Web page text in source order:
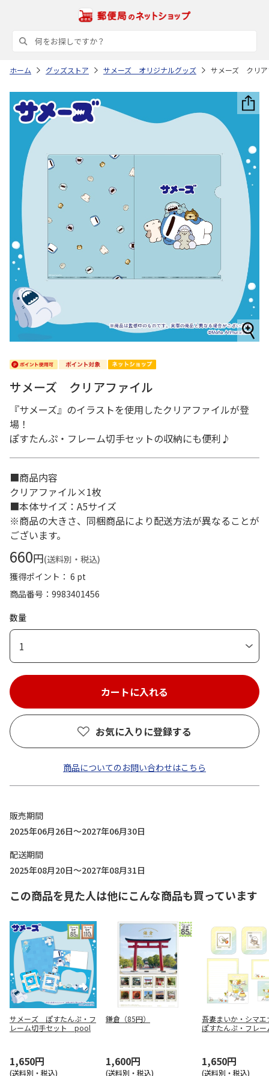
ホーム グッズストア サメーズ オリジナルグッズ サメーズ クリア
サメーズ クリアファイル
『サメーズ』のイラストを使用したクリアファイルが登
場！
ぽすたんぷ・フレーム切手セットの収納にも便利♪
■商品内容
クリアファイル×1枚
■本体サイズ：A5サイズ
※商品の大きさ、同梱商品により配送方法が異なることが
ございます。
660円(送料別・税込)
獲得ポイント： 6 pt
商品番号
9983401456
数量
1
お気に入りに登録する
商品についてのお問い合わせはこちら
販売期間
2025年06月26日～2027年06月30日
配送期間
2025年08月20日～2027年08月31日
この商品を見た人は他にこんな商品も買っています
サメーズ ぽすたんぷ・フ
レーム切手セット pool
1,650円
(送料別・税込)
鎌倉（85円）
1,600円
(送料別・税込)
吾妻まいか・シマ
ぽすたんぷ・フレー
1,650円
(送料別・税込)